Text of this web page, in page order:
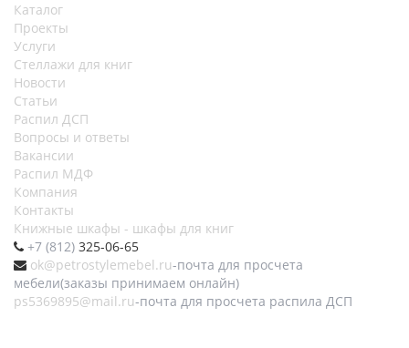
Каталог
Проекты
Услуги
Стеллажи для книг
Новости
Статьи
Распил ДСП
Вопросы и ответы
Вакансии
Распил МДФ
Компания
Контакты
Книжные шкафы - шкафы для книг
+7 (812) 325-06-65
ok@petrostylemebel.ru-почта для просчета
мебели(заказы принимаем онлайн)
ps5369895@mail.ru-почта для просчета распила ДСП